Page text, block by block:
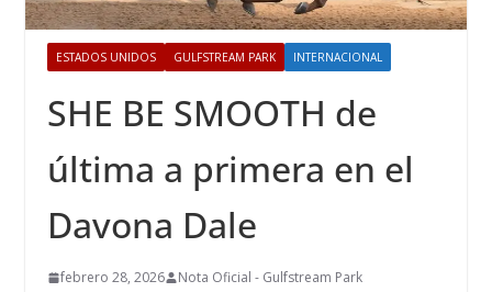
ESTADOS UNIDOS GULFSTREAM PARK INTERNACIONAL
SHE BE SMOOTH de
última a primera en el
Davona Dale
febrero 28, 2026 Nota Oficial - Gulfstream Park